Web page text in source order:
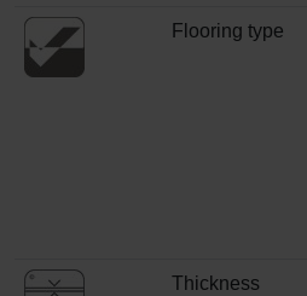
Flooring type
Thickness